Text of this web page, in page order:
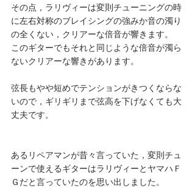
その点，ラリヴィーは変則チューニングの時
に左右対称のブレイシングの強みか音の濁り
の全くない，クリアーな倍音が響きます。
このギターでもそれと同じような倍音が濁ら
ないクリアーな響きがあります。
弦長もやや短めでテンションがきつくならな
いので，ギリギリまで弦高を下げなくても大
丈夫です。
あるリペアマンが昔々言っていた，変則チュ
ーンで使えるギターはラリヴィーとヤマハＦ
Ｇだと言っていたのを思い出しました。